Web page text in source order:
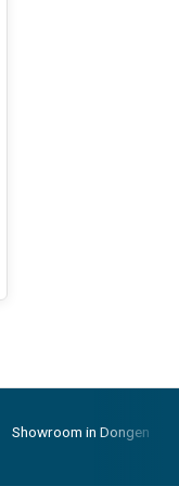
Showroom in Dongen